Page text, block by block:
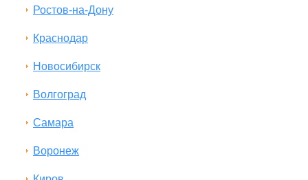
Ростов-на-Дону
Краснодар
Новосибирск
Волгоград
Самара
Воронеж